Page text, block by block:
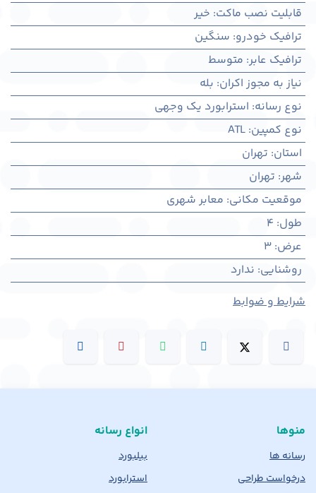
قابلیت نصب ماکت: خیر
ترافیک خودرو: سنگین
ترافیک عابر: متوسط
نیاز به مجوز اکران: بله
نوع رسانه: استرابورد یک وجهی
نوع کمپین:
ATL
استان: تهران
شهر: تهران
موقعیت مکانی: معابر شهری
طول:
4
عرض:
3
روشنایی: ندارد
شرایط و ضوابط
منوها
رسانه ها
درخواست طراحی
انواع رسانه
بیلبورد
استرابورد